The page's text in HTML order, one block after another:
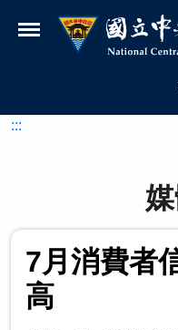
國立中央大學
:::
7月消費者
高